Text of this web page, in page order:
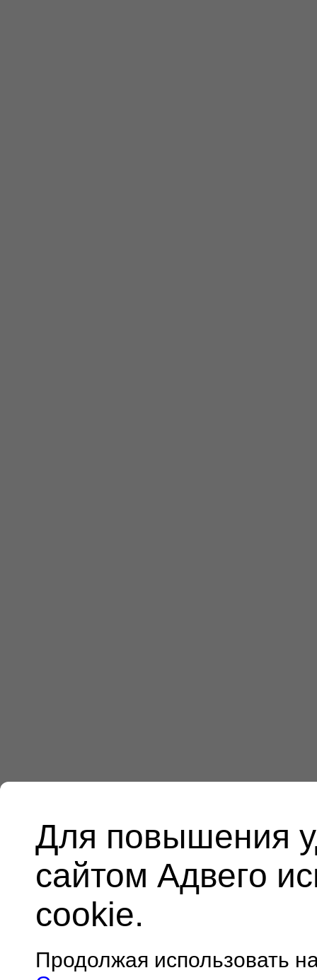
Для повышения
сайтом Адвего
cookie.
Продолжая использовать